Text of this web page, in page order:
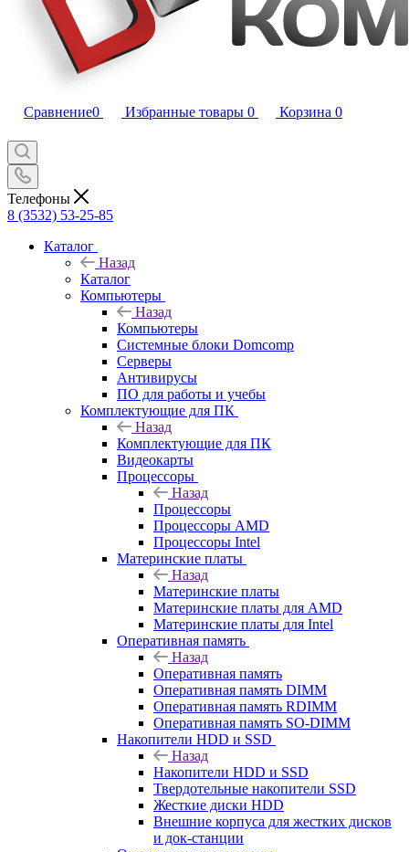
Сравнение0 Избранные товары 0 Корзина 0
Телефоны
8 (3532) 53-25-85
Каталог
Назад
Каталог
Компьютеры
Назад
Компьютеры
Системные блоки Domcomp
Серверы
Антивирусы
ПО для работы и учебы
Комплектующие для ПК
Назад
Комплектующие для ПК
Видеокарты
Процессоры
Назад
Процессоры
Процессоры AMD
Процессоры Intel
Материнские платы
Назад
Материнские платы
Материнские платы для AMD
Материнские платы для Intel
Оперативная память
Назад
Оперативная память
Оперативная память DIMM
Оперативная память RDIMM
Оперативная память SO-DIMM
Накопители HDD и SSD
Назад
Накопители HDD и SSD
Твердотельные накопители SSD
Жесткие диски HDD
Внешние корпуса для жестких дисков
и док-станции